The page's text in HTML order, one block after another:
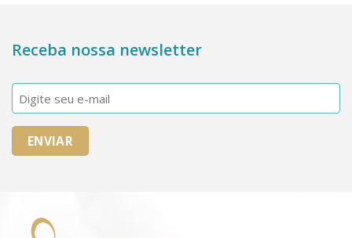
Receba nossa newsletter
E-
mail
(obrigatório)